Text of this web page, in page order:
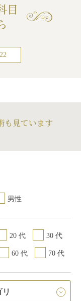
目
も見ています
男性
20 代 30 代
60 代 70 代